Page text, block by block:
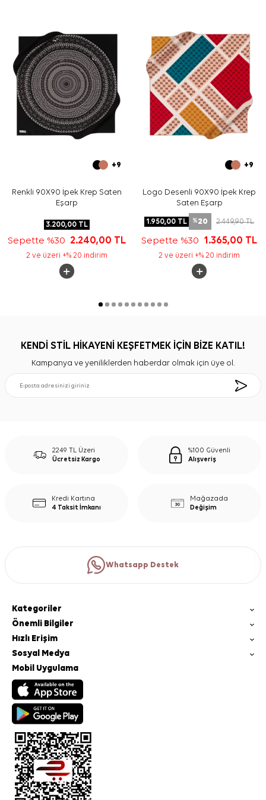
Yıkama ve bakım için ürün etiketindeki talimatları
izleyiniz. İpek ve hassas eşarplarda nazik bakım içinAker
İpek Eşarp Şampuanıürününü elde hassas bakım
gerektiren durumlarda tercih edebilirsiniz.
Sıkça Sorulan Sorular
Bu eşarbın ölçüsü nedir?
Ürün hangi kumaş kalitesine sahiptir?
Bordo eşarp hangi renklerle kombinlenir?
Deseni nasıl bir görünüme sahiptir?
+9
Renkli 90X90 İpek Krep Saten
Eşarp
3.200,00TL
Sepette %30 2.240,00 TL
2 ve üzeri +% 20 indirim
+9
Logo Desenli 90X90 İpek Krep
Saten Eşarp
1.950,00 TL %20 2.449,90TL
Sepette %30 1.365,00 TL
2 ve üzeri +% 20 indirim
KENDİ STİL HİKAYENİ KEŞFETMEK İÇİN BİZE KATIL!
Kampanya ve yeniliklerden haberdar olmak için üye ol.
2249 TL Üzeri
Ücretsiz Kargo
%100 Güvenli
Alışveriş
Kredi Kartına
4 Taksit İmkanı
Mağazada
Değişim
Whatsapp Destek
Kategoriler
Önemli Bilgiler
Hızlı Erişim
Sosyal Medya
Mobil Uygulama